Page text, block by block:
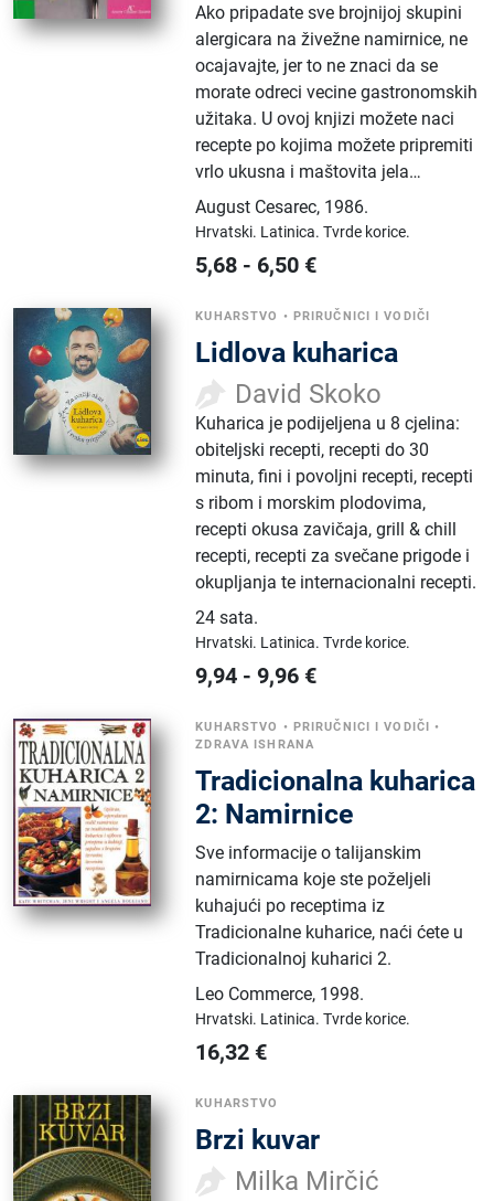
Ako pripadate sve brojnijoj skupini
alergicara na živežne namirnice, ne
ocajavajte, jer to ne znaci da se
morate odreci vecine gastronomskih
užitaka. U ovoj knjizi možete naci
recepte po kojima možete pripremiti
vrlo ukusna i maštovita jela…
August Cesarec, 1986.
Hrvatski. Latinica.Tvrde korice.
5,68 - 6,50 €
KUHARSTVO • PRIRUČNICI I VODIČI
Lidlova kuharica
David Skoko
Kuharica je podijeljena u 8 cjelina:
obiteljski recepti, recepti do 30
minuta, fini i povoljni recepti, recepti
s ribom i morskim plodovima,
recepti okusa zavičaja, grill & chill
recepti, recepti za svečane prigode i
okupljanja te internacionalni recepti.
24 sata.
Hrvatski. Latinica.Tvrde korice.
9,94 -9,96 €
KUHARSTVO • PRIRUČNICI I VODIČI •
ZDRAVA ISHRANA
Tradicionalna kuharica
2: Namirnice
Sve informacije o talijanskim
namirnicama koje ste poželjeli
kuhajući po receptima iz
Tradicionalne kuharice, naći ćete u
Tradicionalnoj kuharici 2.
Leo Commerce, 1998.
Hrvatski. Latinica.Tvrde korice.
16,32 €
KUHARSTVO
Brzi kuvar
Milka Mirčić